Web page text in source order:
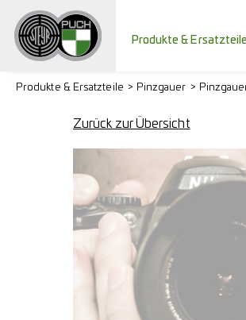
Produkte & Ersatzteile
Produkte & Ersatzteile Pinzgauer
Zurück zur Übersicht